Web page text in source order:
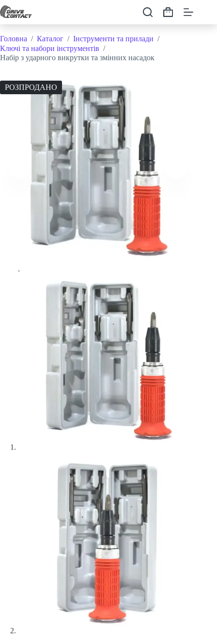
Перейти
до
Кошик
Головна / Каталог / Інструменти та прилади /
Ключі та набори інструментів /
Набір з ударного викрутки та змінних насадок
РОЗПРОДАНО